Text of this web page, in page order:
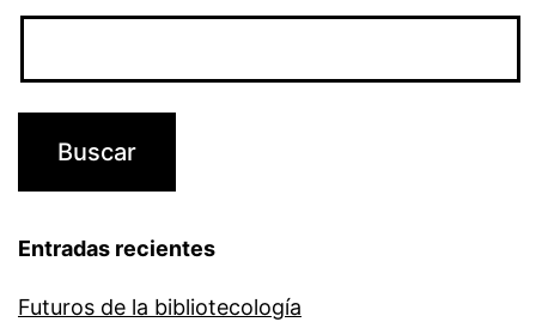
Entradas recientes
Futuros de la bibliotecología